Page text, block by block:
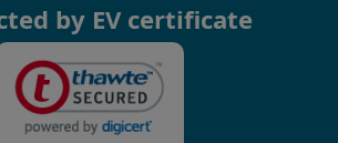
by EV certificate